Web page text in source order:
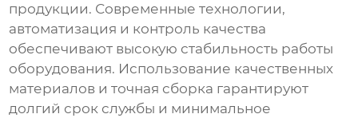
продукции. Современные технологии,
автоматизация и контроль качества
обеспечивают высокую стабильность работы
оборудования. Использование качественных
материалов и точная сборка гарантируют
долгий срок службы и минимальное